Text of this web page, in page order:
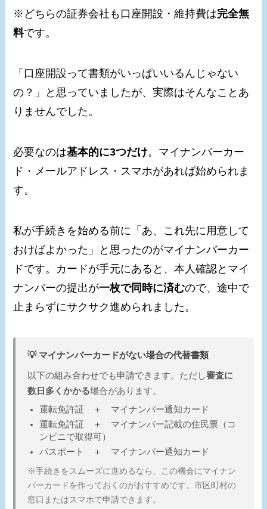
※どちらの証券会社も口座開設・維持費は完全無
料です。
「口座開設って書類がいっぱいいるんじゃない
の？」と思っていましたが、実際はそんなことあ
りませんでした。
必要なのは基本的に3つだけ。マイナンバーカー
ド・メールアドレス・スマホがあれば始められま
す。
私が手続きを始める前に「あ、これ先に用意して
おけばよかった」と思ったのがマイナンバーカー
ドです。カードが手元にあると、本人確認とマイ
ナンバーの提出が一枚で同時に済むので、途中で
止まらずにサクサク進められました。
💡 マイナンバーカードがない場合の代替書類
以下の組み合わせでも申請できます。ただし審査に
数日多くかかる場合があります。
運転免許証 ＋ マイナンバー通知カード
運転免許証 ＋ マイナンバー記載の住民票（コ
ンビニで取得可）
パスポート ＋ マイナンバー通知カード
※手続きをスムーズに進めるなら、この機会にマイナン
バーカードを作っておくのがおすすめです。市区町村の
窓口またはスマホで申請できます。